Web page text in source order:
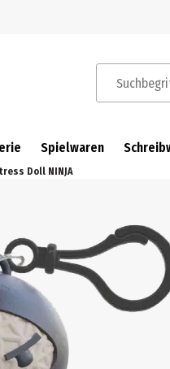
Spielwaren
Doll NINJA